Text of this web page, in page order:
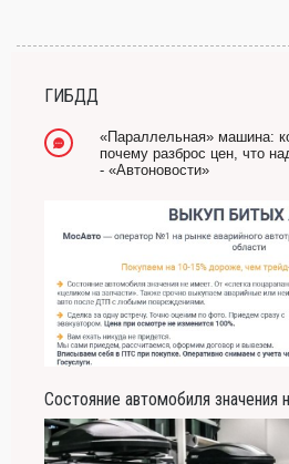
-- Лучшее, что можно сделать с хорошим
Он никогда не бывает полезен
ГИБДД
«Параллельная» машина:
почему разброс цен, что
- «Автоновости»
Состояние автомобиля значения